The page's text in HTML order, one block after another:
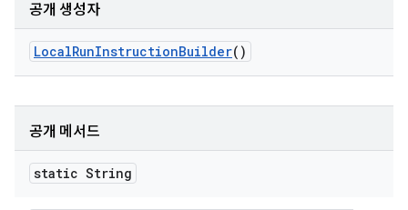
공개 생성자
LocalRunInstructionBuilder()
공개 메서드
static String